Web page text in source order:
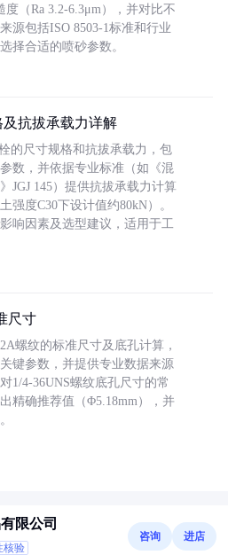
（Ra 3.2-6.3μm），并对比不
源包括ISO 8503-1标准和行业
择合适的喷砂参数。
抗拔承载力详解
的尺寸规格和抗拔承载力，包
数，并依据专业标准（如《混
JGJ 145）提供抗拔承载力计算
强度C30下设计值约80kN）。
响因素及选型建议，适用于工
尺寸
螺纹的标准尺寸及底孔计算，
键参数，并提供专业数据来源
1/4-36UNS螺纹底孔尺寸的常
精确推荐值（Φ5.18mm），并
限公司
核验
咨询 进店